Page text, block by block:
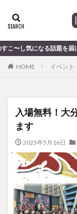
を届けます │ 記事は毎日
HOME イベント
入場無料！大
ます
2025年5月16日
haishin
hishin
OPA
あじさい
お土産
お
くじゅう連山
ふるさと納税